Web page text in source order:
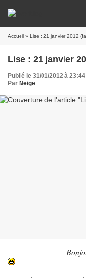
Accueil » Lise : 21 janvier 2012
Lise : 21 janvier
Publié le 31/01/2012 à 23:44
Par Neige